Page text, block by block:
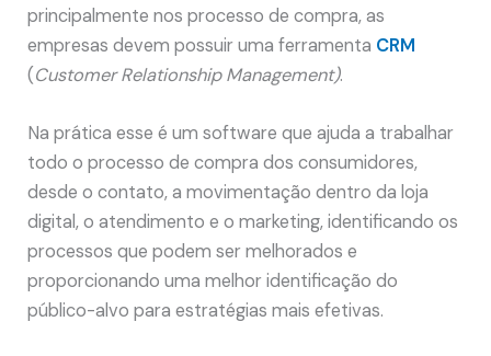
principalmente nos processo de compra, as
empresas devem possuir uma ferramenta CRM
(Customer Relationship Management).
Na prática esse é um software que ajuda a trabalhar
todo o processo de compra dos consumidores,
desde o contato, a movimentação dentro da loja
digital, o atendimento e o marketing, identificando os
processos que podem ser melhorados e
proporcionando uma melhor identificação do
público-alvo para estratégias mais efetivas.